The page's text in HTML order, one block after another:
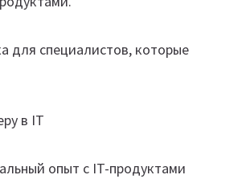
для специалистов, которые
в IT
опыт с IT-продуктами